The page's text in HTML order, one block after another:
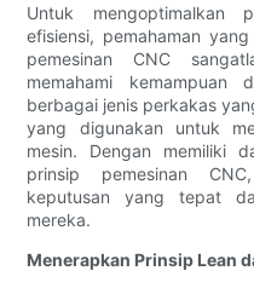
Untuk mengoptimalkan
efisiensi, pemahaman
pemesinan CNC
memahami kemampuan
berbagai jenis perkakas
yang digunakan untuk
mesin. Dengan memiliki
prinsip pemesinan
keputusan yang tepat
mereka.
Menerapkan Prinsip Lean